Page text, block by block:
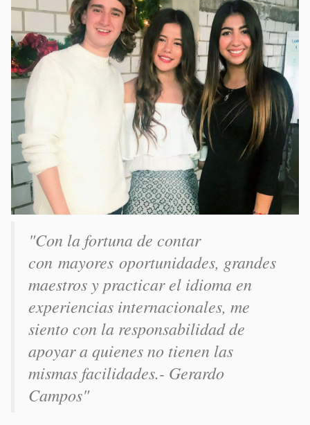
"Con la fortuna de contar
con mayores oportunidades, grandes
maestros y practicar el idioma en
experiencias internacionales, me
siento con la responsabilidad de
apoyar a quienes no tienen las
mismas facilidades.- Gerardo
Campos"